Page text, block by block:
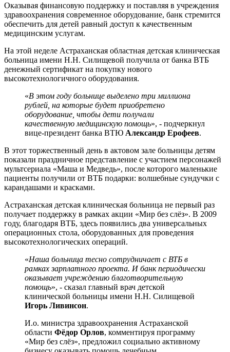
Оказывая финансовую поддержку и поставляя в учреждения
здравоохранения современное оборудование, банк стремится
обеспечить для детей равный доступ к качественным
медицинским услугам.
На этой неделе Астраханская областная детская клиническая
больница имени Н.Н. Силищевой получила от банка ВТБ
денежный сертификат на покупку нового
высокотехнологичного оборудования.
«В этом году больнице выделено три миллиона
рублей, на которые будет приобретено
оборудование, чтобы дети получали
качественную медицинскую помощь», - подчеркнул
вице-президент банка ВТЮ Александр Ерофеев.
В этот торжественный день в актовом зале больницы детям
показали праздничное представление с участием персонажей
мультсериала «Маша и Медведь», после которого маленькие
пациенты получили от ВТБ подарки: волшебные сундучки с
карандашами и красками.
Астраханская детская клиническая больница не первый раз
получает поддержку в рамках акции «Мир без слёз». В 2009
году, благодаря ВТБ, здесь появились два универсальных
операционных стола, оборудованных для проведения
высокотехнологических операций.
«Наша больница тесно сотрудничает с ВТБ в
рамках зарплатного проекта. И банк периодически
оказывает учреждению благотворительную
помощь», - сказал главный врач детской
клинической больницы имени Н.Н. Силищевой
Игорь Ливинсон.
И.о. министра здравоохранения Астраханской
области Фёдор Орлов, комментируя программу
«Мир без слёз», предложил социально активному